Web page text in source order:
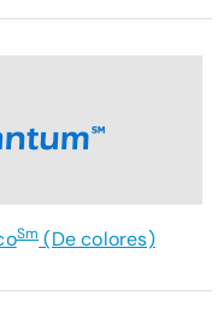
Sm(De colores)